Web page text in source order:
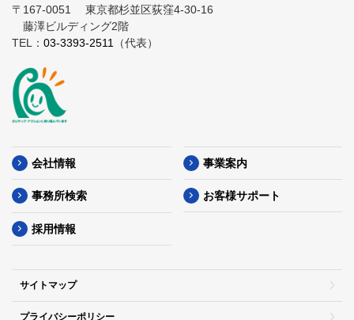
〒167-0051
東京都杉並区荻窪4-30-16
藤澤ビルディング2階
TEL： 03-3393-2511 （代表）
会社情報 事業案内
事務所検索 お客様サポート
採用情報
サイトマップ
プライバシーポリシー